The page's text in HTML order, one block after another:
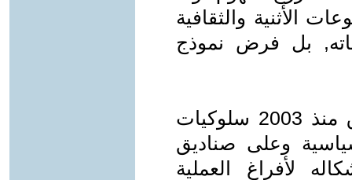
الأثنية والثقافية
بل فرض نموذج
يمارس الأسلام السياسي في العراق منذ 2003 سلوكيات
وعلى صناديق
لأفراغ العملية